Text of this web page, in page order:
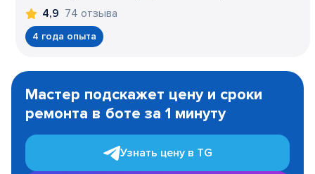
4,9 74 отзыва
4 года опыта
1
Мастер подскажет цену и сроки
ремонта в боте за 1 минуту
Узнать цену в TG